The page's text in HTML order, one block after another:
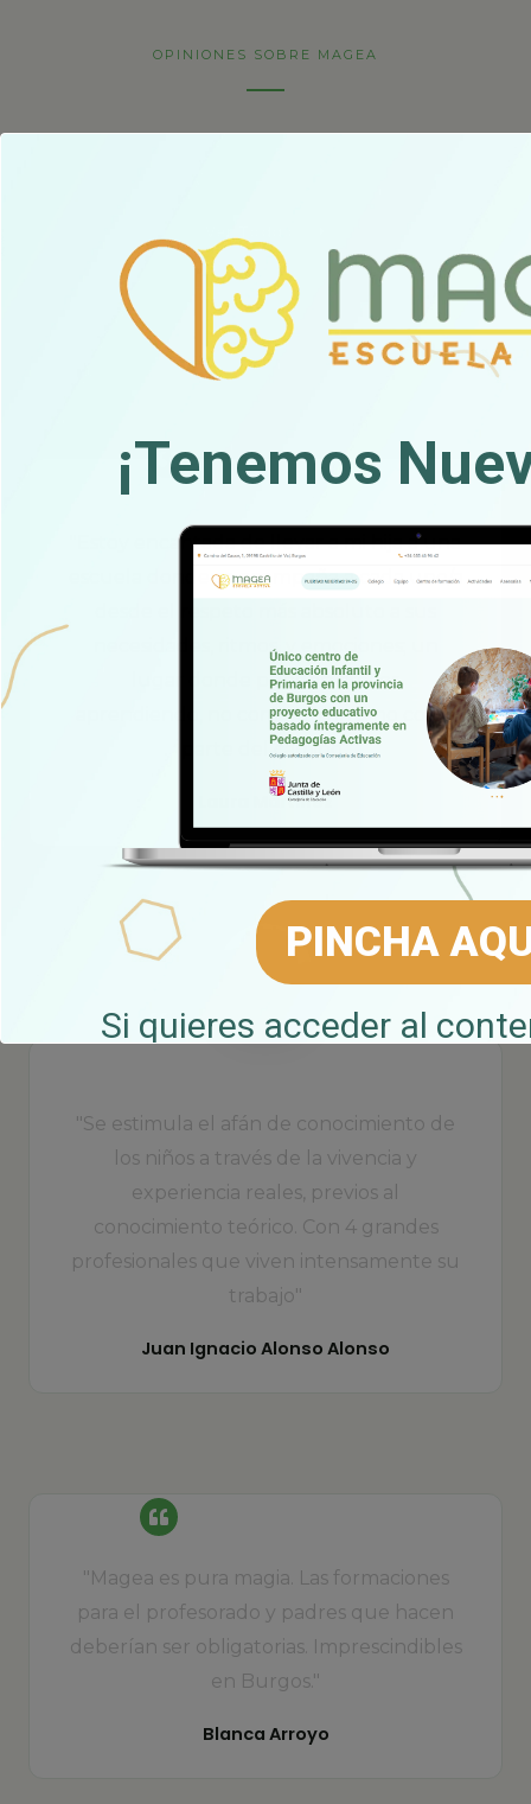
OPINIONES SOBRE MAGEA
"Estoy encantada de llevar a mi hija a una
escuela donde se acompaña a cada uno/a
necesidades, ritmos, y emociones; un
lugar donde pueden crecer
aprendiendo, no como un fin si no como
parte del camino"
Laura Martínez
"Se estimula el afán de conocimiento de
los niños a través de la vivencia y
experiencia reales, previos al
conocimiento teórico. Con 4 grandes
profesionales que viven intensamente su
trabajo"
Juan Ignacio Alonso Alonso
"Magea es pura magia. Las formaciones
para el profesorado y padres que hacen
deberían ser obligatorias. Imprescindibles
en Burgos."
Blanca Arroyo
¡Tenemos
PINCHA
Si quieres acceder al